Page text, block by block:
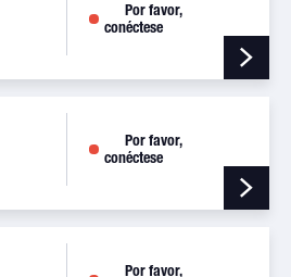
Por favor,
conéctese
Por favor,
conéctese
Por favor,